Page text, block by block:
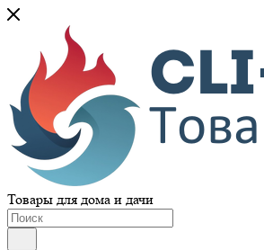
Товары для дома и дачи